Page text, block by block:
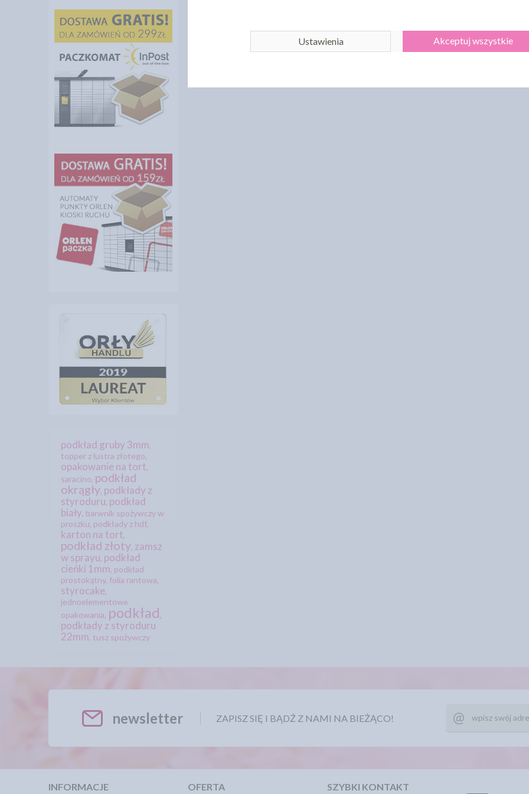
podkład gruby 3mm,
topper z lustra złotego,
opakowanie na tort,
saracino, podkład
okrągły, podkłady z
styroduru, podkład
biały, barwnik spożywczy w
proszku, podkłady z hdf,
karton na tort,
podkład złoty, zamsz
w sprayu, podkład
cieńki 1mm, podkład
prostokątny, folia rantowa,
styrocake,
jednoelementowe
opakowania, podkład,
podkłady z styroduru
22mm, tusz spożywczy
newsletter ZAPISZ SIĘ I BĄDŹ Z NAMI NA BIEŻĄCO!
INFORMACJE OFERTA SZYBKI KONTAKT
Ustawienia Akceptuj wszystkie